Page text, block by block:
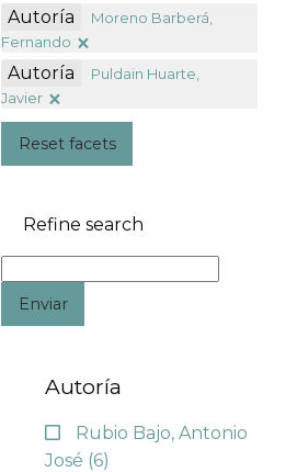
Autoría
Moreno Barberá,
Fernando
Autoría
Puldain Huarte,
Javier
Reset facets
Refine search
Enviar
Autoría
Rubio Bajo, Antonio
José (6)